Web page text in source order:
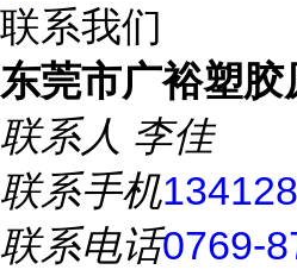
联系我们
东莞市广裕塑胶
联系人 李佳
联系手机
联系电话0769-